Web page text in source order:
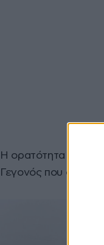
Η ορατότητα στην
Γεγονός που σαφώς